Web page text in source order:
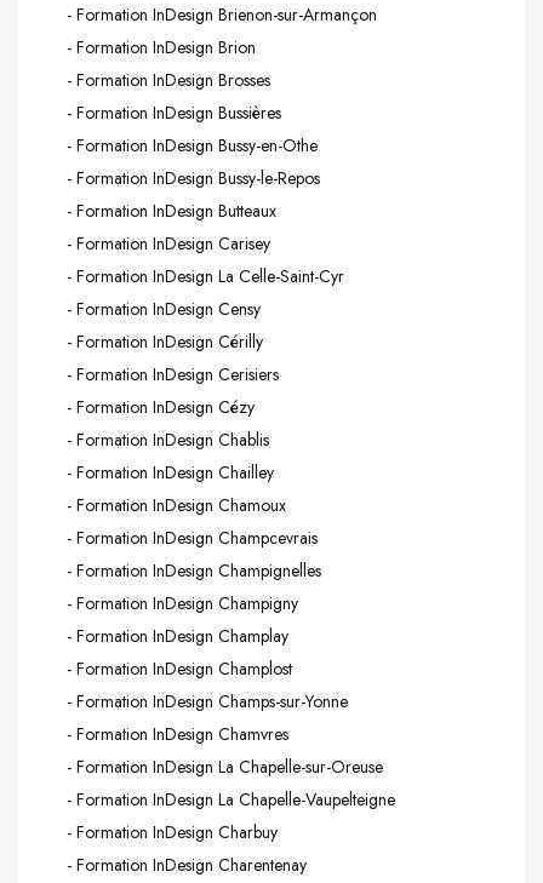
- Formation InDesign Brienon-sur-Armançon
- Formation InDesign Brion
- Formation InDesign Brosses
- Formation InDesign Bussières
- Formation InDesign Bussy-en-Othe
- Formation InDesign Bussy-le-Repos
- Formation InDesign Butteaux
- Formation InDesign Carisey
- Formation InDesign La Celle-Saint-Cyr
- Formation InDesign Censy
- Formation InDesign Cérilly
- Formation InDesign Cerisiers
- Formation InDesign Cézy
- Formation InDesign Chablis
- Formation InDesign Chailley
- Formation InDesign Chamoux
- Formation InDesign Champcevrais
- Formation InDesign Champignelles
- Formation InDesign Champigny
- Formation InDesign Champlay
- Formation InDesign Champlost
- Formation InDesign Champs-sur-Yonne
- Formation InDesign Chamvres
- Formation InDesign La Chapelle-sur-Oreuse
- Formation InDesign La Chapelle-Vaupelteigne
- Formation InDesign Charbuy
- Formation InDesign Charentenay